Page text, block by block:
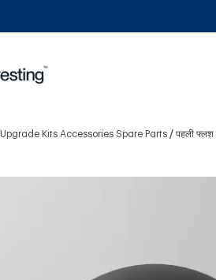
Upgrade Kits Accessories Spare Parts पहली फ्लश